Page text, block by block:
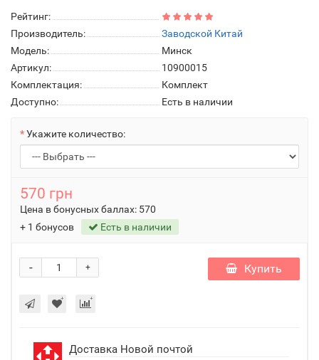
Рейтинг:
Производитель:
Заводской Китай
Модель:
Минск
Артикул:
10900015
Комплектация:
Комплект
Доступно:
Есть в наличии
Укажите количество:
570 грн
Цена в бонусных баллах: 570
+ 1 бонусов
Есть в наличии
+
- Купить
Доставка Новой почтой